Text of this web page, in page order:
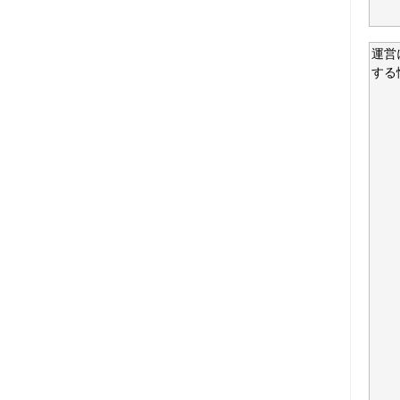
運営
する